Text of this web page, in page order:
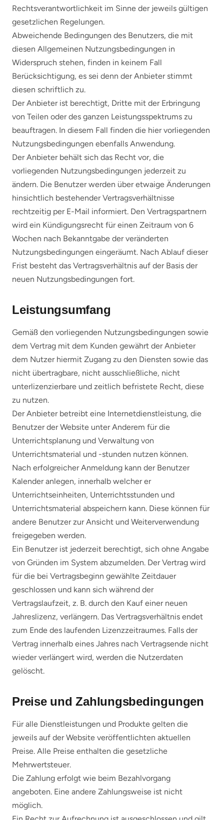
Rechtsverantwortlichkeit im Sinne der jeweils gültigen
gesetzlichen Regelungen.
Abweichende Bedingungen des Benutzers, die mit
diesen Allgemeinen Nutzungsbedingungen in
Widerspruch stehen, finden in keinem Fall
Berücksichtigung, es sei denn der Anbieter stimmt
diesen schriftlich zu.
Der Anbieter ist berechtigt, Dritte mit der Erbringung
von Teilen oder des ganzen Leistungsspektrums zu
beauftragen. In diesem Fall finden die hier vorliegenden
Nutzungsbedingungen ebenfalls Anwendung.
Der Anbieter behält sich das Recht vor, die
vorliegenden Nutzungsbedingungen jederzeit zu
ändern. Die Benutzer werden über etwaige Änderungen
hinsichtlich bestehender Vertragsverhältnisse
rechtzeitig per E-Mail informiert. Den Vertragspartnern
wird ein Kündigungsrecht für einen Zeitraum von 6
Wochen nach Bekanntgabe der veränderten
Nutzungsbedingungen eingeräumt. Nach Ablauf dieser
Frist besteht das Vertragsverhältnis auf der Basis der
neuen Nutzungsbedingungen fort.
Leistungsumfang
Gemäß den vorliegenden Nutzungsbedingungen sowie
dem Vertrag mit dem Kunden gewährt der Anbieter
dem Nutzer hiermit Zugang zu den Diensten sowie das
nicht übertragbare, nicht ausschließliche, nicht
unterlizenzierbare und zeitlich befristete Recht, diese
zu nutzen.
Der Anbieter betreibt eine Internetdienstleistung, die
Benutzer der Website unter Anderem für die
Unterrichtsplanung und Verwaltung von
Unterrichtsmaterial und -stunden nutzen können.
Nach erfolgreicher Anmeldung kann der Benutzer
Kalender anlegen, innerhalb welcher er
Unterrichtseinheiten, Unterrichtsstunden und
Unterrichtsmaterial abspeichern kann. Diese können für
andere Benutzer zur Ansicht und Weiterverwendung
freigegeben werden.
Ein Benutzer ist jederzeit berechtigt, sich ohne Angabe
von Gründen im System abzumelden. Der Vertrag wird
für die bei Vertragsbeginn gewählte Zeitdauer
geschlossen und kann sich während der
Vertragslaufzeit, z. B. durch den Kauf einer neuen
Jahreslizenz, verlängern. Das Vertragsverhältnis endet
zum Ende des laufenden Lizenzzeitraumes. Falls der
Vertrag innerhalb eines Jahres nach Vertragsende nicht
wieder verlängert wird, werden die Nutzerdaten
gelöscht.
Preise und Zahlungsbedingungen
Für alle Dienstleistungen und Produkte gelten die
jeweils auf der Website veröffentlichten aktuellen
Preise. Alle Preise enthalten die gesetzliche
Mehrwertsteuer.
Die Zahlung erfolgt wie beim Bezahlvorgang
angeboten. Eine andere Zahlungsweise ist nicht
möglich.